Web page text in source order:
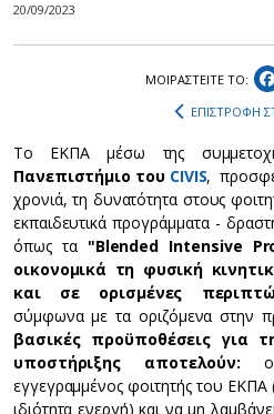
20/09/2023
ΜΟΙΡΑΣΤEIΤΕ ΤΟ:
ΕΠΙΣΤΡΟΦΗ
To ΕΚΠΑ μέσω της
Πανεπιστήμιο του CIVIS,
χρονιά, τη δυνατότητα στους
εκπαιδευτικά προγράμματα -
όπως τα "Blended Intensive
οικονομικά τη φυσική
και σε ορισμένες
σύμφωνα με τα οριζόμενα στην
βασικές προϋποθέσεις για
υποστήριξης αποτελούν: ο
εγγεγραμμένος φοιτητής του ΕΚΠΑ
ιδιότητα ενεργή) και να μη